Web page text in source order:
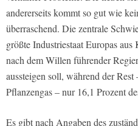
andererseits kommt so gut wie
überraschend. Die zentrale
größte Industriestaat Europas
nach dem Willen führender
aussteigen soll, während der
Pflanzengas – nur 16,1 Prozent
Es gibt nach Angaben des